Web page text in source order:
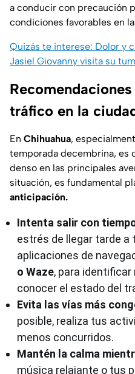
a conducir con precaución
condiciones favorables en
Quizás te interese: Dolor y
Jasiel Giovanny visita su
tráfico en la
En Chihuahua,
temporada decembrina, es
denso en las principales
situación, es fundamental
anticipación.
Intenta salir con
estrés de llegar tarde a
aplicaciones de
o Waze, para
conocer el estado del
Evita las vías más
posible, realiza tus
menos concurridos.
Mantén la calma
música relajante o tus